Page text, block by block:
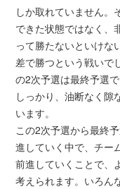
しか取れていません。
できた状態ではなく、
って勝たないといけな
差で勝つという戦いで
の2次予選は最終予選
しっかり、油断なく隙
います。
この2次予選から最終
進していく中で、チー
前進していくことで、
考えられます。いろん